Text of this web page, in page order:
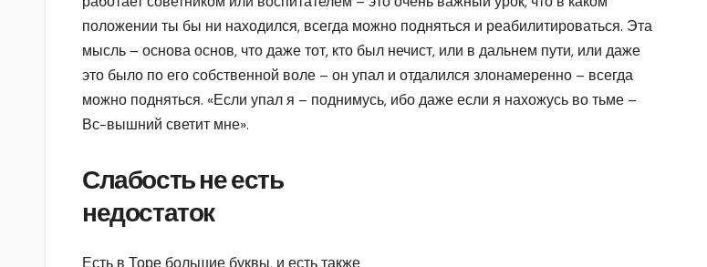
положении ты бы ни находился, всегда можно подняться и реабилитироваться. Эта
мысль – основа основ, что даже тот, кто был нечист, или в дальнем пути, или даже
это было по его собственной воле – он упал и отдалился злонамеренно – всегда
можно подняться. «Если упал я – поднимусь, ибо даже если я нахожусь во тьме –
Вс-вышний светит мне».
Слабость не есть
недостаток
Есть в Торе большие буквы, и есть также